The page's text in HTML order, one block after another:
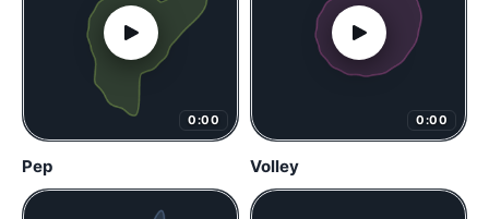
0:00
Pep
0:00
Volley